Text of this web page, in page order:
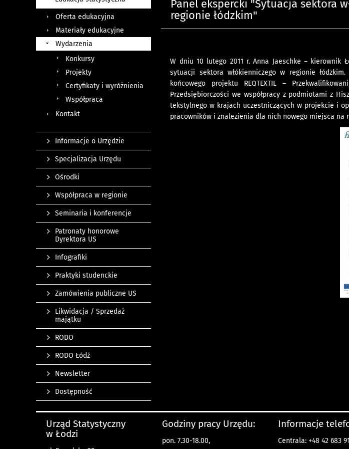
Panel ekspercki "Sytuacja sektora
regionie łódzkim"
W dniu 10 lutego 2011 r. Anna Jaeschke – kierownik
sytuacji sektora włókienniczego w regionie
końcowego projektu REQTEXTIL –
Przedsiębiorczości we współpracy z podmiotami z
tekstylnego w krajach uczestniczących w projekcie i
pracowników i znalezienia dla nich nowego miejsca na
Oferta edukacyjna
Materiały edukacyjne
Wydarzenia
Konkursy
Projekty
Certyfikaty i wyróżnienia
Współpraca
Kontakt
Informacje o Urzędzie
Specjalizacja Urzędu
Ośrodki
Współpraca w regionie
Seminaria i konferencje
Patronaty honorowe
Dyrektora US
Infografiki
Praktyki studenckie
Zamówienia publiczne US
Likwidacja / Sprzedaż
majątku
RODO
RODO Łódź
Newsletter
Dostępność
Urząd Statystyczny
w Łodzi
Godziny pracy Urzędu:
pon. 7.30-18.00,
Informacje
Centrala: +48 42 683